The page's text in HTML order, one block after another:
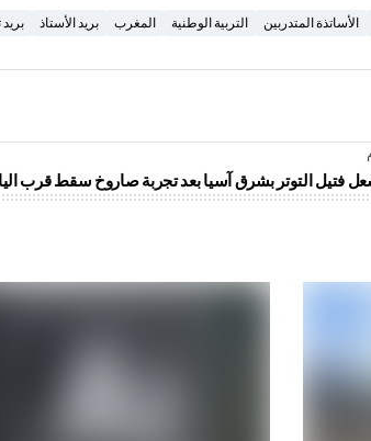
الأساتذة المتدربين التربية الوطنية المغرب بريد الأستاذ
فتيل التوتر بشرق آسيا بعد تجربة صاروخ سقط قرب